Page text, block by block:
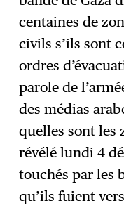
centaines de
civils s’ils sont
ordres
parole de
des médias
quelles sont les
révélé lundi 4
touchés par les
qu’ils fuient